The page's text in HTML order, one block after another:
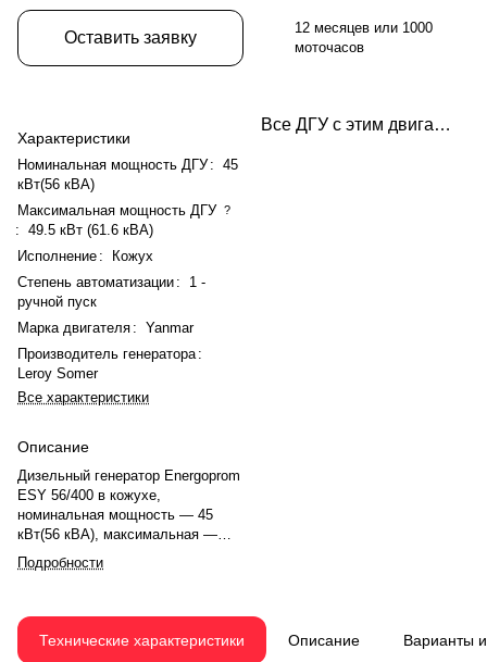
Оставить заявку
Характеристики
Номинальная мощность ДГУ : 45
кВт(56 кВА)
Максимальная мощность ДГУ ?
: 49.5 кВт (61.6 кВА)
Исполнение :
Кожух
Степень автоматизации :
1 -
ручной пуск
Марка двигателя : Yanmar
Производитель генератора :
Leroy Somer
Все характеристики
Описание
Дизельный генератор Energoprom
ESY 56/400 в кожухе,
номинальная мощность — 45
кВт(56 кВА), максимальная —
49.5 кВт (61.6 кВА). Двигатель
Yanmar 4TNV106T-GGE, рядное,
регулятором оборотов.
Номинальная мощность
Подробности
12 месяцев или 1000
моточасов
Все ДГУ с этим двигателем
Технические характеристики Описание Варианты